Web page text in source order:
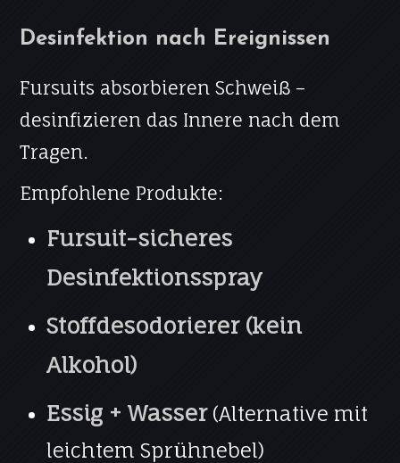
Desinfektion nach Ereignissen
Fursuits absorbieren Schweiß –
desinfizieren das Innere nach dem
Tragen.
Empfohlene Produkte:
Fursuit-sicheres
Desinfektionsspray
Stoffdesodorierer (kein
Alkohol)
Essig + Wasser(Alternative mit
leichtem Sprühnebel)